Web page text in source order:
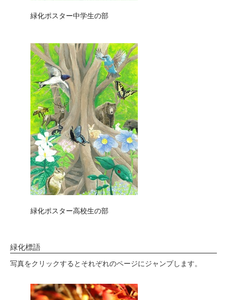
緑化ポスター中学生の部
緑化ポスター高校生の部
緑化標語
写真をクリックするとそれぞれのページにジャンプします。